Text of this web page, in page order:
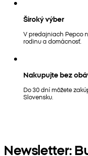
Široký výber
V predajniach Pepco
rodinu a domácnosť.
Nakupujte bez
Do 30 dní môžete
Slovensku.
Newsletter: